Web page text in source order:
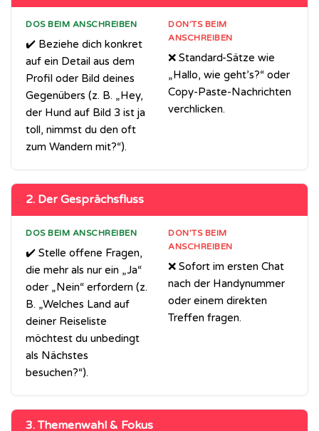
DOS BEIM ANSCHREIBEN
✔️ Beziehe dich konkret
auf ein Detail aus dem
Profil oder Bild deines
Gegenübers (z. B. „Hey,
der Hund auf Bild 3 ist ja
toll, nimmst du den oft
zum Wandern mit?“).
DON’TS BEIM
ANSCHREIBEN
❌ Standard-Sätze wie
„Hallo, wie geht’s?“ oder
Copy-Paste-Nachrichten
verchlicken.
2. Der Gesprächsfluss
DOS BEIM ANSCHREIBEN
✔️ Stelle offene Fragen,
die mehr als nur ein „Ja“
oder „Nein“ erfordern (z.
B. „Welches Land auf
deiner Reiseliste
möchtest du unbedingt
als Nächstes
besuchen?“).
DON’TS BEIM
ANSCHREIBEN
❌ Sofort im ersten Chat
nach der Handynummer
oder einem direkten
Treffen fragen.
3. Themenwahl & Fokus